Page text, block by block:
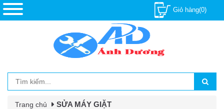
Giỏ hàng(0)
Trang chủ SỬA MÁY GIẶT